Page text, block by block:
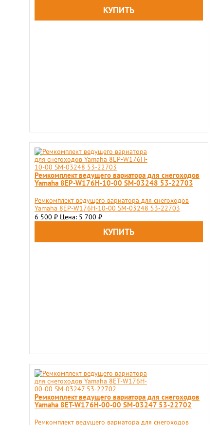
Ремкомплект ведущего вариатора для снегоходов
Yamaha 8EP-W176H-10-00 SM-03248 53-22703
Ремкомплект ведущего вариатора для снегоходов
Yamaha 8EP-W176H-10-00 SM-03248 53-22703
6 500 ₽ Цена: 5 700 ₽
Ремкомплект ведущего вариатора для снегоходов
Yamaha 8ET-W176H-00-00 SM-03247 53-22702
Ремкомплект ведущего вариатора для снегоходов